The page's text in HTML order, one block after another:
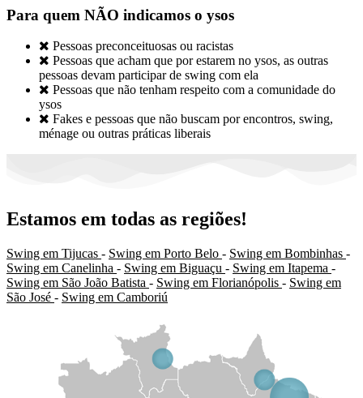
Para quem NÃO indicamos o ysos
 Pessoas preconceituosas ou racistas
 Pessoas que acham que por estarem no ysos, as outras
pessoas devam participar de swing com ela
 Pessoas que não tenham respeito com a comunidade do
ysos
 Fakes e pessoas que não buscam por encontros, swing,
ménage ou outras práticas liberais
Estamos em todas as regiões!
Swing em Tijucas - Swing em Porto Belo - Swing em Bombinhas -
Swing em Canelinha - Swing em Biguaçu - Swing em Itapema -
Swing em São João Batista - Swing em Florianópolis - Swing em
São José - Swing em Camboriú